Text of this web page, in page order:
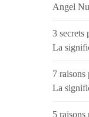
Angel
3 secrets
La
7 raisons
La
5 raisons